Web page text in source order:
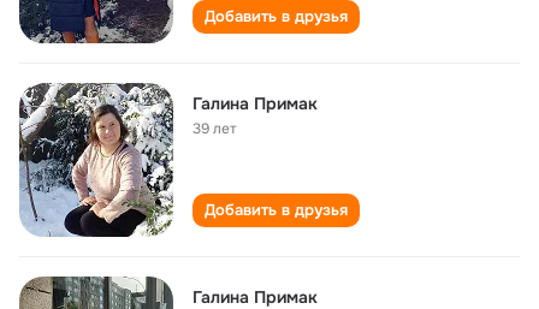
Добавить в друзья
Галина Примак
39 лет
Добавить в друзья
Галина Примак